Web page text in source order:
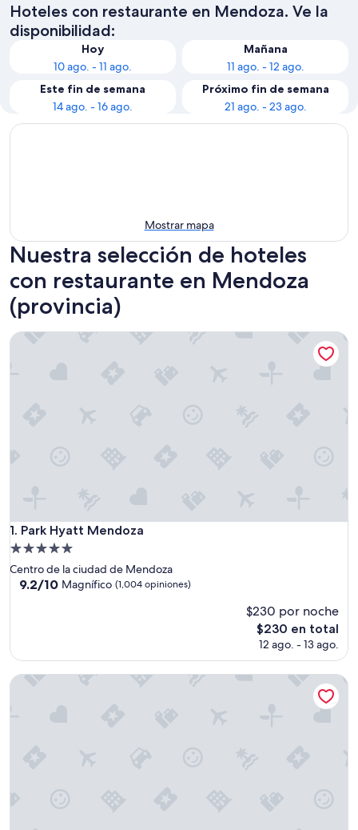
Hoteles con restaurante en Mendoza. Ve la
disponibilidad:
Hoy
10 ago. - 11 ago.
Mañana
11 ago. - 12 ago.
Este fin de semana
14 ago. - 16 ago.
Próximo fin de semana
21 ago. - 23 ago.
Mostrar mapa
Nuestra selección de hoteles
con restaurante en Mendoza
(provincia)
1. Park Hyatt Mendoza
Park Hyatt Mendoza
Propiedad
de
5.0
Centro de la ciudad de Mendoza
9.2
9.2/10 Magnífico (1,004 opiniones)
$230 por noche
El
precio
es
$230 en total
12 ago. - 13 ago.
Park Hyatt Mendoza
Diplomatic Hotel